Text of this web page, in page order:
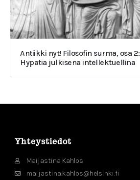
Antiikki nyt! Filosofin surma, osa 2:
Hypatia julkisena intellektuellina
Yhteystiedot
Maijastina Kahlos
maijastina.kahlos@helsinki.fi